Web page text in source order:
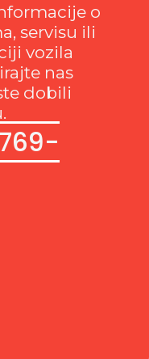
o
servisu ili
vozila
nas
dobili